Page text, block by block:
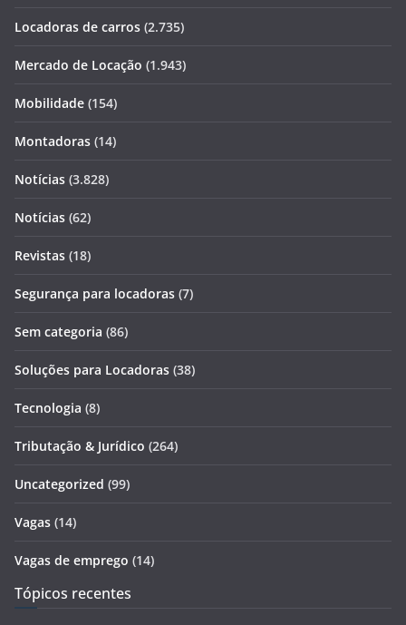
Locadoras de carros (2.735)
Mercado de Locação (1.943)
Mobilidade (154)
Montadoras (14)
Notícias (3.828)
Notícias (62)
Revistas (18)
Segurança para locadoras (7)
Sem categoria (86)
Soluções para Locadoras (38)
Tecnologia (8)
Tributação & Jurídico (264)
Uncategorized (99)
Vagas (14)
Vagas de emprego (14)
Tópicos recentes